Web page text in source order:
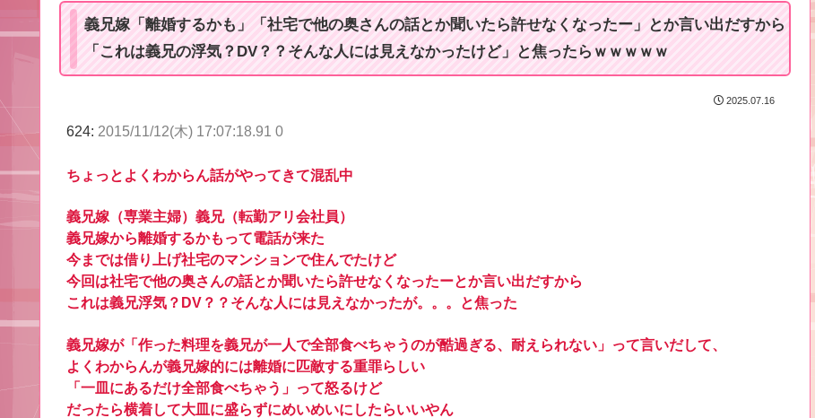
t
義兄嫁「離婚するかも」「社宅で他の奥さんの話とか聞いたら許せなくなったー」とか言い出だすから
「これは義兄の浮気？DV？？そんな人には見えなかったけど」と焦ったらｗｗｗｗｗ
2025.07.16
624: 2015/11/12(木) 17:07:18.91 0
ちょっとよくわからん話がやってきて混乱中
義兄嫁（専業主婦）義兄（転勤アリ会社員）
義兄嫁から離婚するかもって電話が来た
今までは借り上げ社宅のマンションで住んでたけど
今回は社宅で他の奥さんの話とか聞いたら許せなくなったーとか言い出だすから
これは義兄浮気？DV？？そんな人には見えなかったが。。。と焦った
義兄嫁が「作った料理を義兄が一人で全部食べちゃうのが酷過ぎる、耐えられない」って言いだして、
よくわからんが義兄嫁的には離婚に匹敵する重罪らしい
「一皿にあるだけ全部食べちゃう」って怒るけど
だったら横着して大皿に盛らずにめいめいにしたらいいやん